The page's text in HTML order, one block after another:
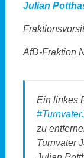
Julian
AfD-Fraktion
Ein linkes
zu
Turnvater